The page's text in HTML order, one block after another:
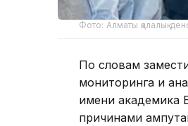
Фото: Алматы қалалық
По словам
мониторинга и
имени академика
причинами